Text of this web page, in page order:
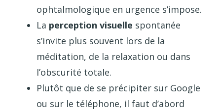
ophtalmologique en urgence s’impose.
La perception visuelle spontanée
s’invite plus souvent lors de la
méditation, de la relaxation ou dans
l’obscurité totale.
Plutôt que de se précipiter sur Google
ou sur le téléphone, il faut d’abord